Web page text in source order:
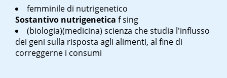
femminile di nutrigenetico
Sostantivo nutrigenetica fsing
(biologia)(medicina) scienza che studia l'influsso
dei geni sulla risposta agli alimenti, al fine di
correggerne i consumi